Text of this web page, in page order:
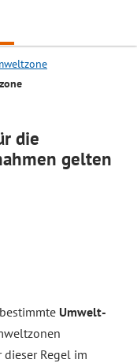
Search
die
gelten
Umwelt-
dieser Regel im